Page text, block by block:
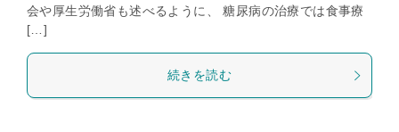
会や厚生労働省も述べるように、 糖尿病の治療では食事療
[…]
続きを読む